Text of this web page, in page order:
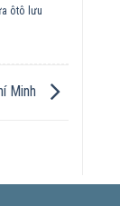
ôtô lưu
Minh